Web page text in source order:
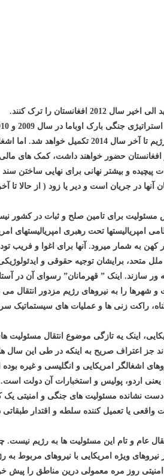
طبق برنامه اعلام شده توسط اشغالگران و رژیم دست نشانده، پروسه
افغانستان حضور خواهند داشت، کمک های
و بیشتر نهانی برای نهایی ساختن سند
برای تامین صلح و ثبات در کشور
به شمار میرود. آنها برای اغوا و فریب
متحد، برایشان توجیه حقوقی و
سازند. اینک ” قهرمانان” رسوای آن در
را به نیروهای رژیم مزدور انتقال می
راکت زنی ها و عملیات های
اینک یه تازگی موضوع انتقال
جز اعتراف صریح به اینکه در طی این سال
اشغالگر امریکایی و انگلیسی و غیره بوده
اردو، پولیس و استخبارات آن دولت
نشانده مسئولیت های جنگی و امنیتی یک
یا تعمیل کننده سلطه و اقتدار
عام و تام این مسئولیت ها به رژیم
ویژه امریکایی با نیروهای مربوط به
روز مره معمولی درین مناطق را پیش